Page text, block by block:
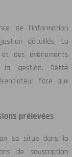
de l’information
détaillés. La
des événements
la gestion. Cette
face aux
prélevées
se situe dans la
de souscription